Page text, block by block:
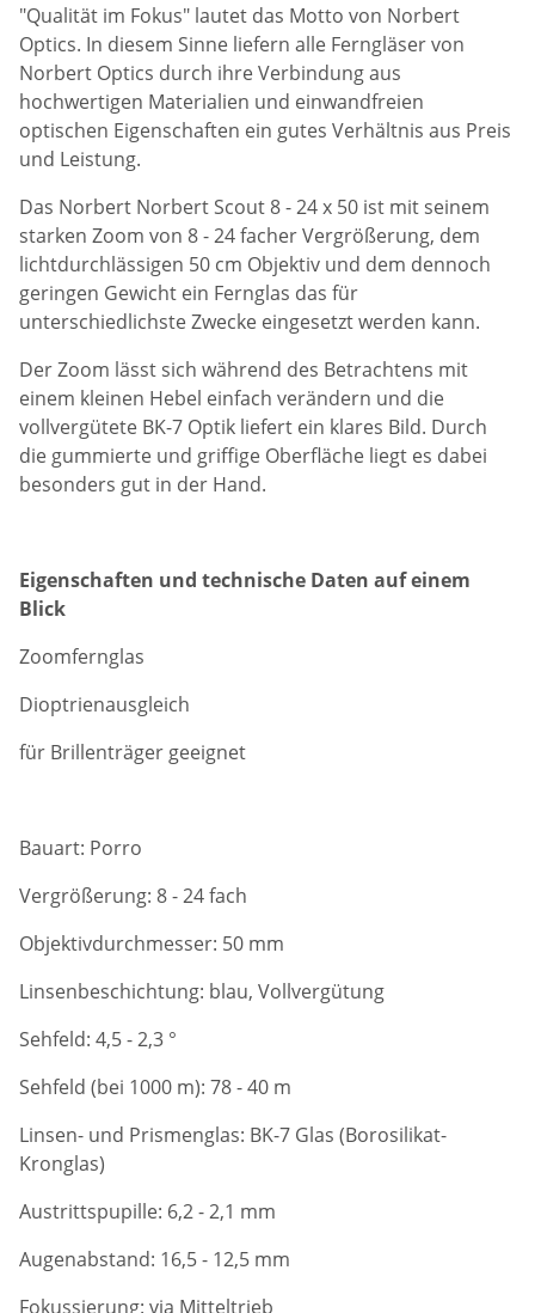
"Qualität im Fokus" lautet das Motto von Norbert
Optics. In diesem Sinne liefern alle Ferngläser von
Norbert Optics durch ihre Verbindung aus
hochwertigen Materialien und einwandfreien
optischen Eigenschaften ein gutes Verhältnis aus Preis
und Leistung.
Das Norbert Norbert Scout 8 - 24 x 50 ist mit seinem
starken Zoom von 8 - 24 facher Vergrößerung, dem
lichtdurchlässigen 50 cm Objektiv und dem dennoch
geringen Gewicht ein Fernglas das für
unterschiedlichste Zwecke eingesetzt werden kann.
Der Zoom lässt sich während des Betrachtens mit
einem kleinen Hebel einfach verändern und die
vollvergütete BK-7 Optik liefert ein klares Bild. Durch
die gummierte und griffige Oberfläche liegt es dabei
besonders gut in der Hand.
Eigenschaften und technische Daten auf einem
Blick
Zoomfernglas
Dioptrienausgleich
für Brillenträger geeignet
Bauart: Porro
Vergrößerung: 8 - 24 fach
Objektivdurchmesser: 50 mm
Linsenbeschichtung: blau, Vollvergütung
Sehfeld: 4,5 - 2,3 °
Sehfeld (bei 1000 m): 78 - 40 m
Linsen- und Prismenglas: BK-7 Glas (Borosilikat-
Kronglas)
Austrittspupille: 6,2 - 2,1 mm
Augenabstand: 16,5 - 12,5 mm
Fokussierung: via Mitteltrieb